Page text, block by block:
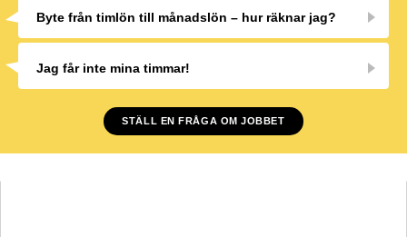
Byte från timlön till månadslön – hur räknar jag?
Jag får inte mina timmar!
STÄLL EN FRÅGA OM JOBBET